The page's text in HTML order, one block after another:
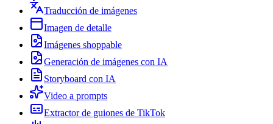
Traducción de imágenes
Imagen de detalle
Imágenes shoppable
Generación de imágenes con IA
Storyboard con IA
Video a prompts
Extractor de guiones de TikTok